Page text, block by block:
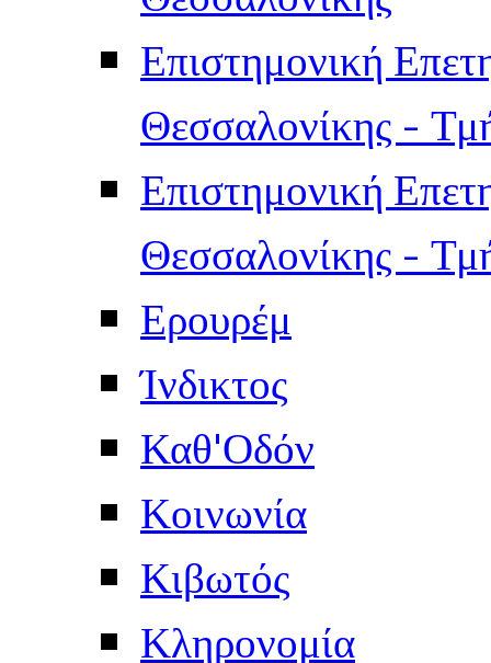
Επιστημονική
Θεσσαλονίκης -
Επιστημονική
Θεσσαλονίκης -
Ερουρέμ
Ίνδικτος
Καθ'Οδόν
Κοινωνία
Κιβωτός
Κληρονομία